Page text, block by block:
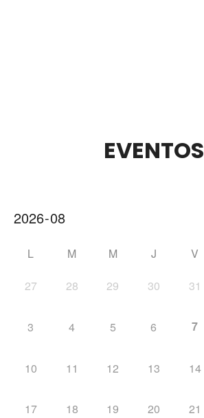
EVENTOS
L M M J V
27 28 29 30 31
3 4 5 6 7
10 11 12 13 14
17 18 19 20 21